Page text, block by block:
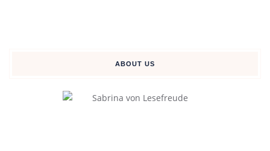
ABOUT US